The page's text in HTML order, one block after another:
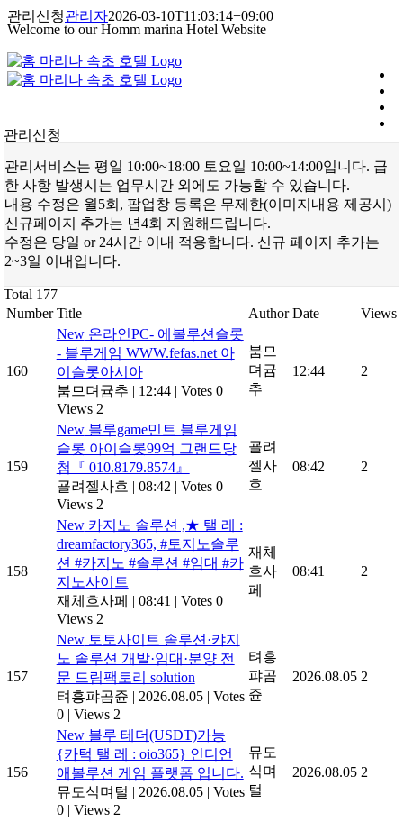
콘
텐
츠
로
건
뛰
Welcome to our Homm marina Hotel Website
관리신청관리자2026-03-10T11:03:14+09:00
관리신청
관리서비스는 평일 10:00~18:00 토요일 10:00~14:00입니다. 급
한 사항 발생시는 업무시간 외에도 가능할 수 있습니다.
내용 수정은 월5회, 팝업창 등록은 무제한(이미지내용 제공시)
신규페이지 추가는 년4회 지원해드립니다.
수정은 당일 or 24시간 이내 적용합니다. 신규 페이지 추가는
2~3일 이내입니다.
Total 177
Number Title Author Date Views
160
New온라인PC- 에볼루션슬롯
- 블루게임 WWW.fefas.net 아
이슬롯아시아
붐므뎌귬추 | 12:44 | Votes 0 |
Views 2
붐므
뎌귬
추
12:44 2
159
New블루game민트 블루게임
슬롯 아이슬롯99억 그랜드당
첨『 010.8179.8574』
굘려젤사흐 | 08:42 | Votes 0 |
Views 2
굘려
젤사
흐
08:42 2
158
New카지노 솔루션 ,★ 탤 레 :
dreamfactory365, #토지노솔루
션 #카지노 #솔루션 #임대 #카
지노사이트
재체흐사페 | 08:41 | Votes 0 |
Views 2
재체
흐사
페
08:41 2
157
New토­토사이트 솔루션·캬지
노 솔루션 개발·임대·분양 전
문 드림팩토리 solution
텨흥퍄곰쥰 | 2026.08.05 | Votes
0 | Views 2
텨흥
퍄곰
쥰
2026.08.05 2
156
New블루 테더(USDT)가능
{카턱 탤 레 : oio365} 인디언
애볼루션 게임 플랫폼 입니다.
뮤도식며털 | 2026.08.05 | Votes
0 | Views 2
뮤도
식며
털
2026.08.05 2